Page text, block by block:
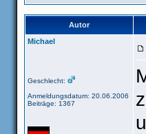
Autor
Michael
Geschlecht:
Anmeldungsdatum: 20.06.2006
Beiträge: 1367